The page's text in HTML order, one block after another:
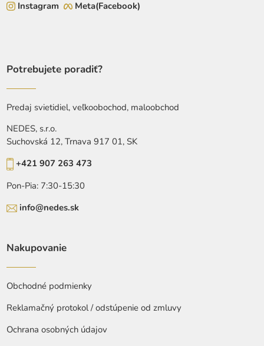
Instagram
Meta(Facebook)
Potrebujete poradiť?
Predaj svietidiel, veľkoobochod, maloobchod
NEDES, s.r.o.
Suchovská 12, Trnava 917 01, SK
+421 907 263 473
Pon-Pia: 7:30-15:30
info@nedes.sk
Nakupovanie
Obchodné podmienky
Reklamačný protokol / odstúpenie od zmluvy
Ochrana osobných údajov